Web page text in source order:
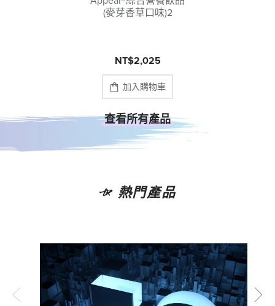
(麥芽香草口味)2
NT$2,025
加入購物車
查看所有產品
熱門產品